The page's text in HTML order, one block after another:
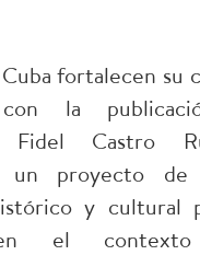
fortalecen su
la
Fidel Castro
un proyecto
y cultural
en el